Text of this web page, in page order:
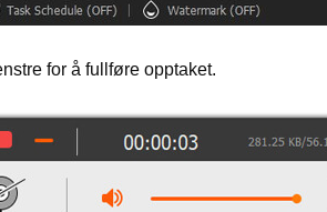
for å fullføre opptaket.